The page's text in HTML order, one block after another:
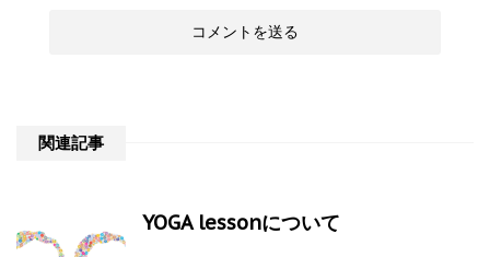
関連記事
YOGA lessonについて